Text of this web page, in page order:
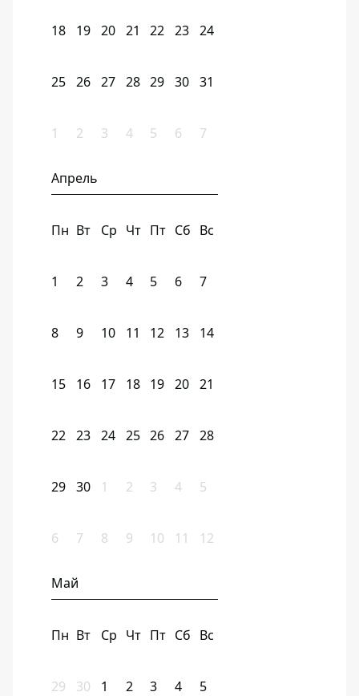
18 19 20 21 22 23 24
25 26 27 28 29 30 31
1 2 3 4 5 6 7
Апрель
Пн Вт Ср Чт Пт Сб Вс
1 2 3 4 5 6 7
8 9 10 11 12 13 14
15 16 17 18 19 20 21
22 23 24 25 26 27 28
29 30 1 2 3 4 5
6 7 8 9 10 11 12
Май
Пн Вт Ср Чт Пт Сб Вс
29 30 1 2 3 4 5